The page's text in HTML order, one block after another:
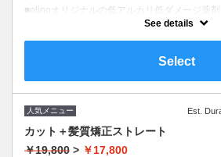
■olinoオリジナルの低アルカリ低ダメージ薬剤
■SNSで話題のエマルジョン付きのお得なク
#トリートメント#他店仕上がりの違い実感
See details
Select
人気メニュー Est.
カット＋髪質矯正ストレート
￥19,800 > ￥17,800